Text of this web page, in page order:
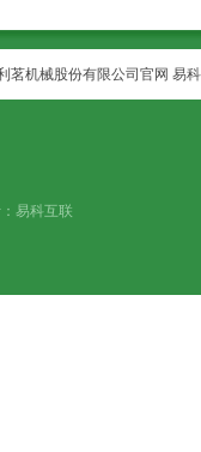
茗机械股份有限公司官网 易
易科互联